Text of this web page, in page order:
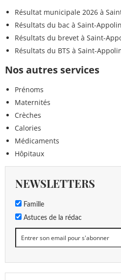
Résultat municipale 2026 à
Résultats du bac à Saint-
Résultats du brevet à Saint-
Résultats du BTS à Saint-
Nos autres services
Prénoms
Maternités
Crèches
Calories
Médicaments
Hôpitaux
NEWSLETTERS
Famille
Astuces de la rédac